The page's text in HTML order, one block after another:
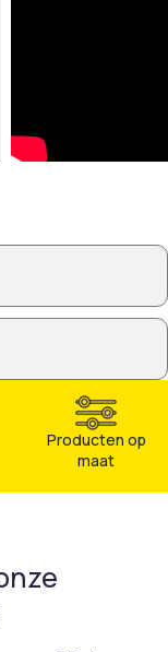
in besloten ruimten,
of in drukke
AQUA 50 is
minerale
en RPE-gevels.
ecologische
en
resultaat
Producten op
maat